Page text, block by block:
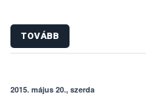
TOVÁBB
2015. május 20., szerda